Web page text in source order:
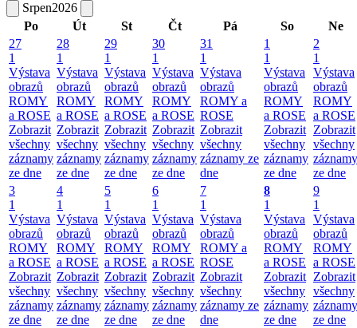
Srpen2026
Po
Út St Čt Pá So
Ne
27
1
Výstava
obrazů
ROMY
a ROSE
Zobrazit
všechny
záznamy
ze dne
28
1
Výstava
obrazů
ROMY
a ROSE
Zobrazit
všechny
záznamy
ze dne
29
1
Výstava
obrazů
ROMY
a ROSE
Zobrazit
všechny
záznamy
ze dne
30
1
Výstava
obrazů
ROMY
a ROSE
Zobrazit
všechny
záznamy
ze dne
31
1
Výstava
obrazů
ROMY a
ROSE
Zobrazit
všechny
záznamy ze
dne
1
1
Výstava
obrazů
ROMY
a ROSE
Zobrazit
všechny
záznamy
ze dne
2
1
Výstava
obrazů
ROMY
a ROSE
Zobrazit
všechny
záznamy
ze dne
3
1
Výstava
obrazů
ROMY
a ROSE
Zobrazit
všechny
záznamy
ze dne
4
1
Výstava
obrazů
ROMY
a ROSE
Zobrazit
všechny
záznamy
ze dne
5
1
Výstava
obrazů
ROMY
a ROSE
Zobrazit
všechny
záznamy
ze dne
6
1
Výstava
obrazů
ROMY
a ROSE
Zobrazit
všechny
záznamy
ze dne
7
1
Výstava
obrazů
ROMY a
ROSE
Zobrazit
všechny
záznamy ze
dne
8
1
Výstava
obrazů
ROMY
a ROSE
Zobrazit
všechny
záznamy
ze dne
9
1
Výstava
obrazů
ROMY
a ROSE
Zobrazit
všechny
záznamy
ze dne